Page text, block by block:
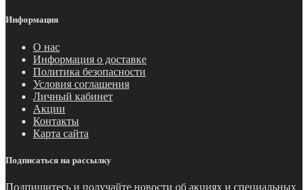
Информация
О нас
Информация о доставке
Политика безопасности
Условия соглашения
Личный кабинет
Акции
Контакты
Карта сайта
Подписаться на рассылку
Подпишитесь и получайте новости об акциях и специальных